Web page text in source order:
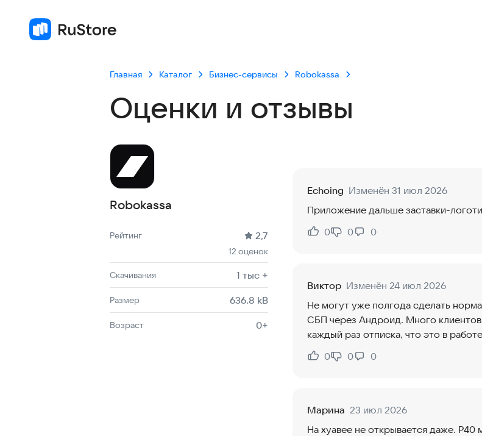
Главная Каталог Бизнес-сервисы Robokassa
Оценки и отзывы
Robokassa
Рейтинг: 2,7, 12 оценок
Скачиваний: 1 тыс +
Размер файла: 636.8 kB
Возрастное ограничение: 636.8 kB
Рейтинг 2,7
12 оценок
Скачивания 1 тыс +
Размер 636.8 kB
Возраст 0+
Echoing Изменён 31 июл 2026
Приложение дальше заставки-
Нравится:
0
Не нравится:
0 0
Виктор Изменён 24 июл 2026
Не могут уже полгода сделать
СБП через Андроид. Много
каждый раз отписка, что это в
Нравится:
0
Не нравится:
0 0
Марина 23 июл 2026
На хуавее не открывается даже. P40